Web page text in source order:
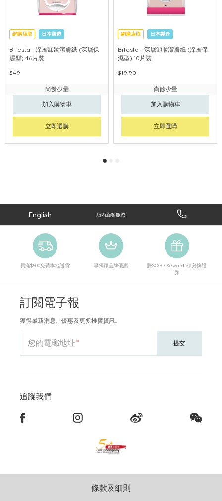
網購店取 日本製造
Bifesta - 深層卸妝潔膚紙 (深層保
濕型) 46片裝
$49
尚餘少量
加入購物車
立即選購
網購店取 日本製造
Bifesta - 深層卸妝潔膚紙 (深層保
濕型) 10片裝
$19.90
尚餘少量
加入購物車
立即選購
English 店內顧客服務
買滿$600免費本地送貨 享獨家品牌優惠
賺SOGO Rewards積分換禮
券
訂閱電子報
獲得最新消息、優惠及更多推廣資訊。
您的電郵地址 提交
追蹤我們
條款及細則